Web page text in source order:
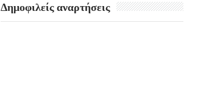
Δημοφιλείς αναρτήσεις